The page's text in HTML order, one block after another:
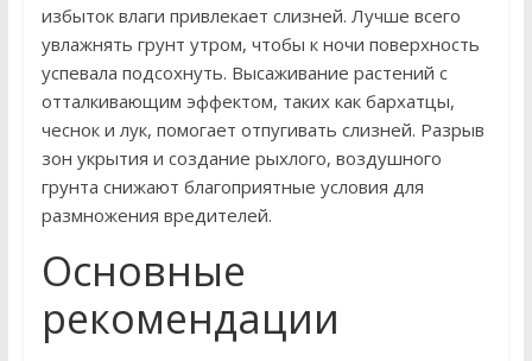
избыток влаги привлекает слизней. Лучше всего
увлажнять грунт утром, чтобы к ночи поверхность
успевала подсохнуть. Высаживание растений с
отталкивающим эффектом, таких как бархатцы,
чеснок и лук, помогает отпугивать слизней. Разрыв
зон укрытия и создание рыхлого, воздушного
грунта снижают благоприятные условия для
размножения вредителей.
Основные
рекомендации